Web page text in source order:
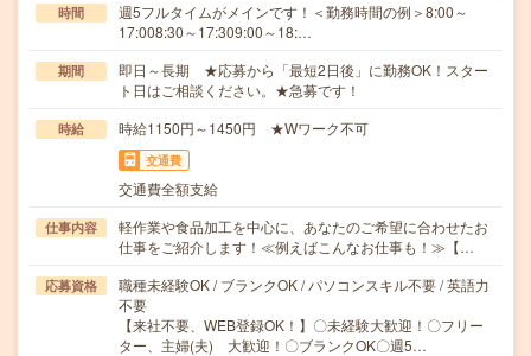
時間
週5フルタイムがメインです！＜勤務時間の例＞8:00～
17:008:30～17:309:00～18:…
期間
即日～長期 ★応募から「最短2日後」に勤務OK！スター
ト日はご相談ください。★急募です！
時給 時給1150円～1450円 ★Wワーク不可
交通費
交通費全額支給
仕事内容
軽作業や食品加工を中心に、あなたのご希望に合わせたお
仕事をご紹介します！≪例えばこんなお仕事も！≫【…
応募資格
職種未経験OK / ブランクOK / パソコンスキル不要 / 英語力
不要
【来社不要、WEB登録OK！】〇未経験大歓迎！〇フリー
ター、主婦(夫) 大歓迎！〇ブランクOK〇週5…